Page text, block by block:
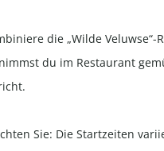
die „Wilde
du im Restaurant
Sie: Die Startzeiten